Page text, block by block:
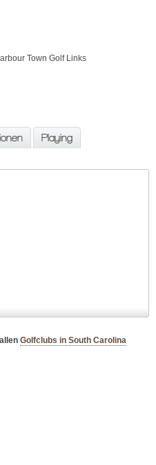
Town Golf Links
Playing
Golfclubs in South Carolina